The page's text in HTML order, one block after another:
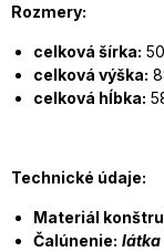
Rozmery:
celková šírka:
celková výška:
celková hĺbka:
Technické údaje:
Materiál
Čalúnenie: látka